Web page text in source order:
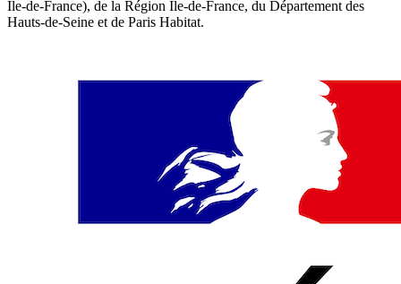
Île-de-France), de la Région Île-de-France, du Département des
Hauts-de-Seine et de Paris Habitat.